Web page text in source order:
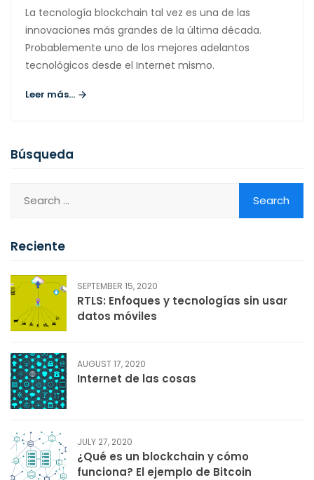
La tecnología blockchain tal vez es una de las
innovaciones más grandes de la última década.
Probablemente uno de los mejores adelantos
tecnológicos desde el Internet mismo.
Leer más...
Búsqueda
Reciente
SEPTEMBER 15, 2020
RTLS: Enfoques y tecnologías sin usar
datos móviles
AUGUST 17, 2020
Internet de las cosas
JULY 27, 2020
¿Qué es un blockchain y cómo
funciona? El ejemplo de Bitcoin